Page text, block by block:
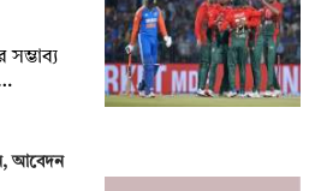
আবেদন